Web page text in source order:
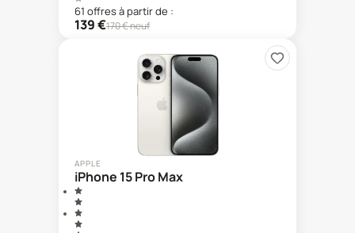
61 offresà partir de :
139€170€ neuf
APPLE
iPhone 15 Pro Max